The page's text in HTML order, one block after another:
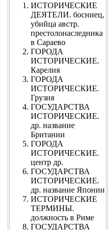
ИСТОРИЧЕСКИЕ
ДЕЯТЕЛИ. босниец,
убийца австр.
престолонаследника
в Сараево
ГОРОДА
ИСТОРИЧЕСКИЕ.
Карелия
ГОРОДА
ИСТОРИЧЕСКИЕ.
Грузия
ГОСУДАРСТВА
ИСТОРИЧЕСКИЕ.
др. название
Британии
ГОРОДА
ИСТОРИЧЕСКИЕ.
центр др.
ГОСУДАРСТВА
ИСТОРИЧЕСКИЕ.
др. название Японии
ИСТОРИЧЕСКИЕ
ТЕРМИНЫ.
должность в Риме
ГОСУДАРСТВА